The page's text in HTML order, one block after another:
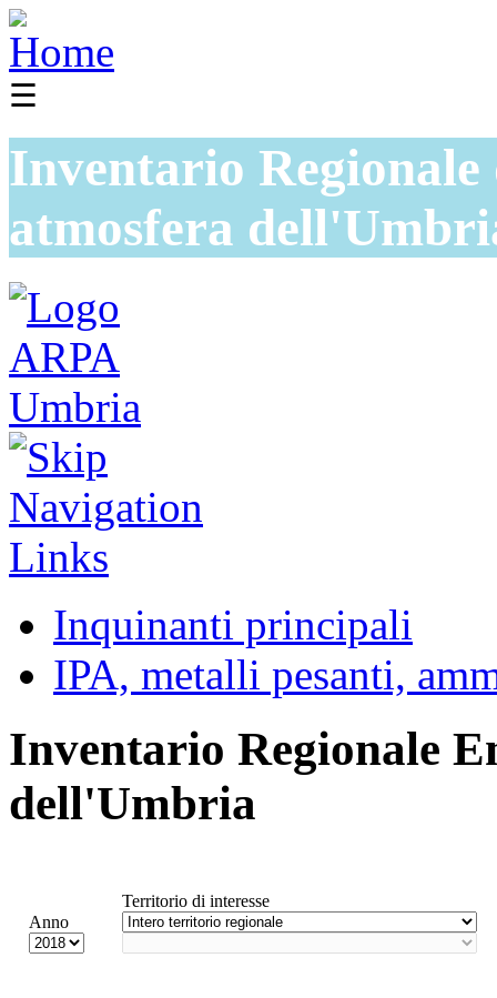
☰
Inventario
atmosfera
Inquinanti principali
IPA, metalli pesanti,
Inventario Regionale
dell'Umbria
Anno
Territorio di interesse